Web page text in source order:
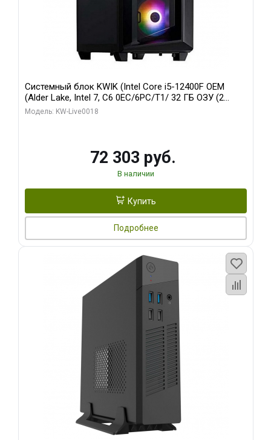
Системный блок KWIK (Intel Core i5-12400F OEM
(Alder Lake, Intel 7, C6 0EC/6PC/T1/ 32 ГБ ОЗУ (2
модуля)/ Ninja Sinotex GTX1660 SUPER 6GB GDDR6
Модель: KW-Live0018
72 303 руб.
В наличии
Купить
Подробнее